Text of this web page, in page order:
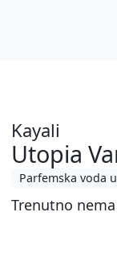
Kayali
Utopia
Parfemska voda
Trenutno